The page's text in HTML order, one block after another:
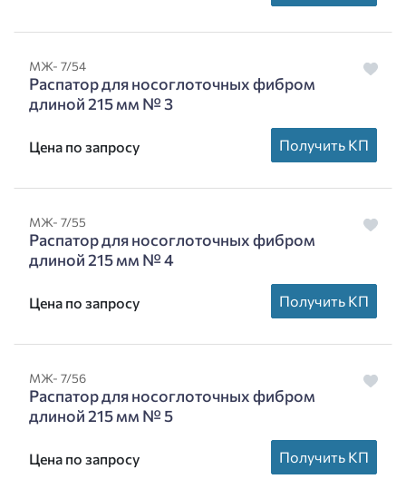
МЖ- 7/54
Распатор для носоглоточных фибром
длиной 215 мм № 3
Цена по запросу Получить КП
МЖ- 7/55
Распатор для носоглоточных фибром
длиной 215 мм № 4
Цена по запросу Получить КП
МЖ- 7/56
Распатор для носоглоточных фибром
длиной 215 мм № 5
Цена по запросу Получить КП